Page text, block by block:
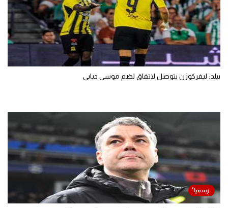
بيلد: ليفركوزن يتوصل لاتفاق لضم موسى ديابي